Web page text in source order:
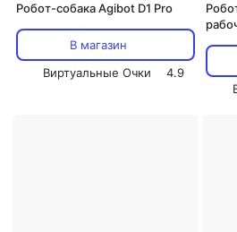
Робот-собака Agibot D1 Pro
В магазин
Виртуальные Очки
4.9